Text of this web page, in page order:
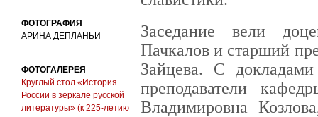
ФОТОГРАФИЯ
АРИНА ДЕПЛАНЬИ
ФОТОГАЛЕРЕЯ
Круглый стол «История
России в зеркале русской
литературы» (к 225-летию
Заседание вели
Пачкалов и старший
Зайцева. С
преподаватели
Владимировна